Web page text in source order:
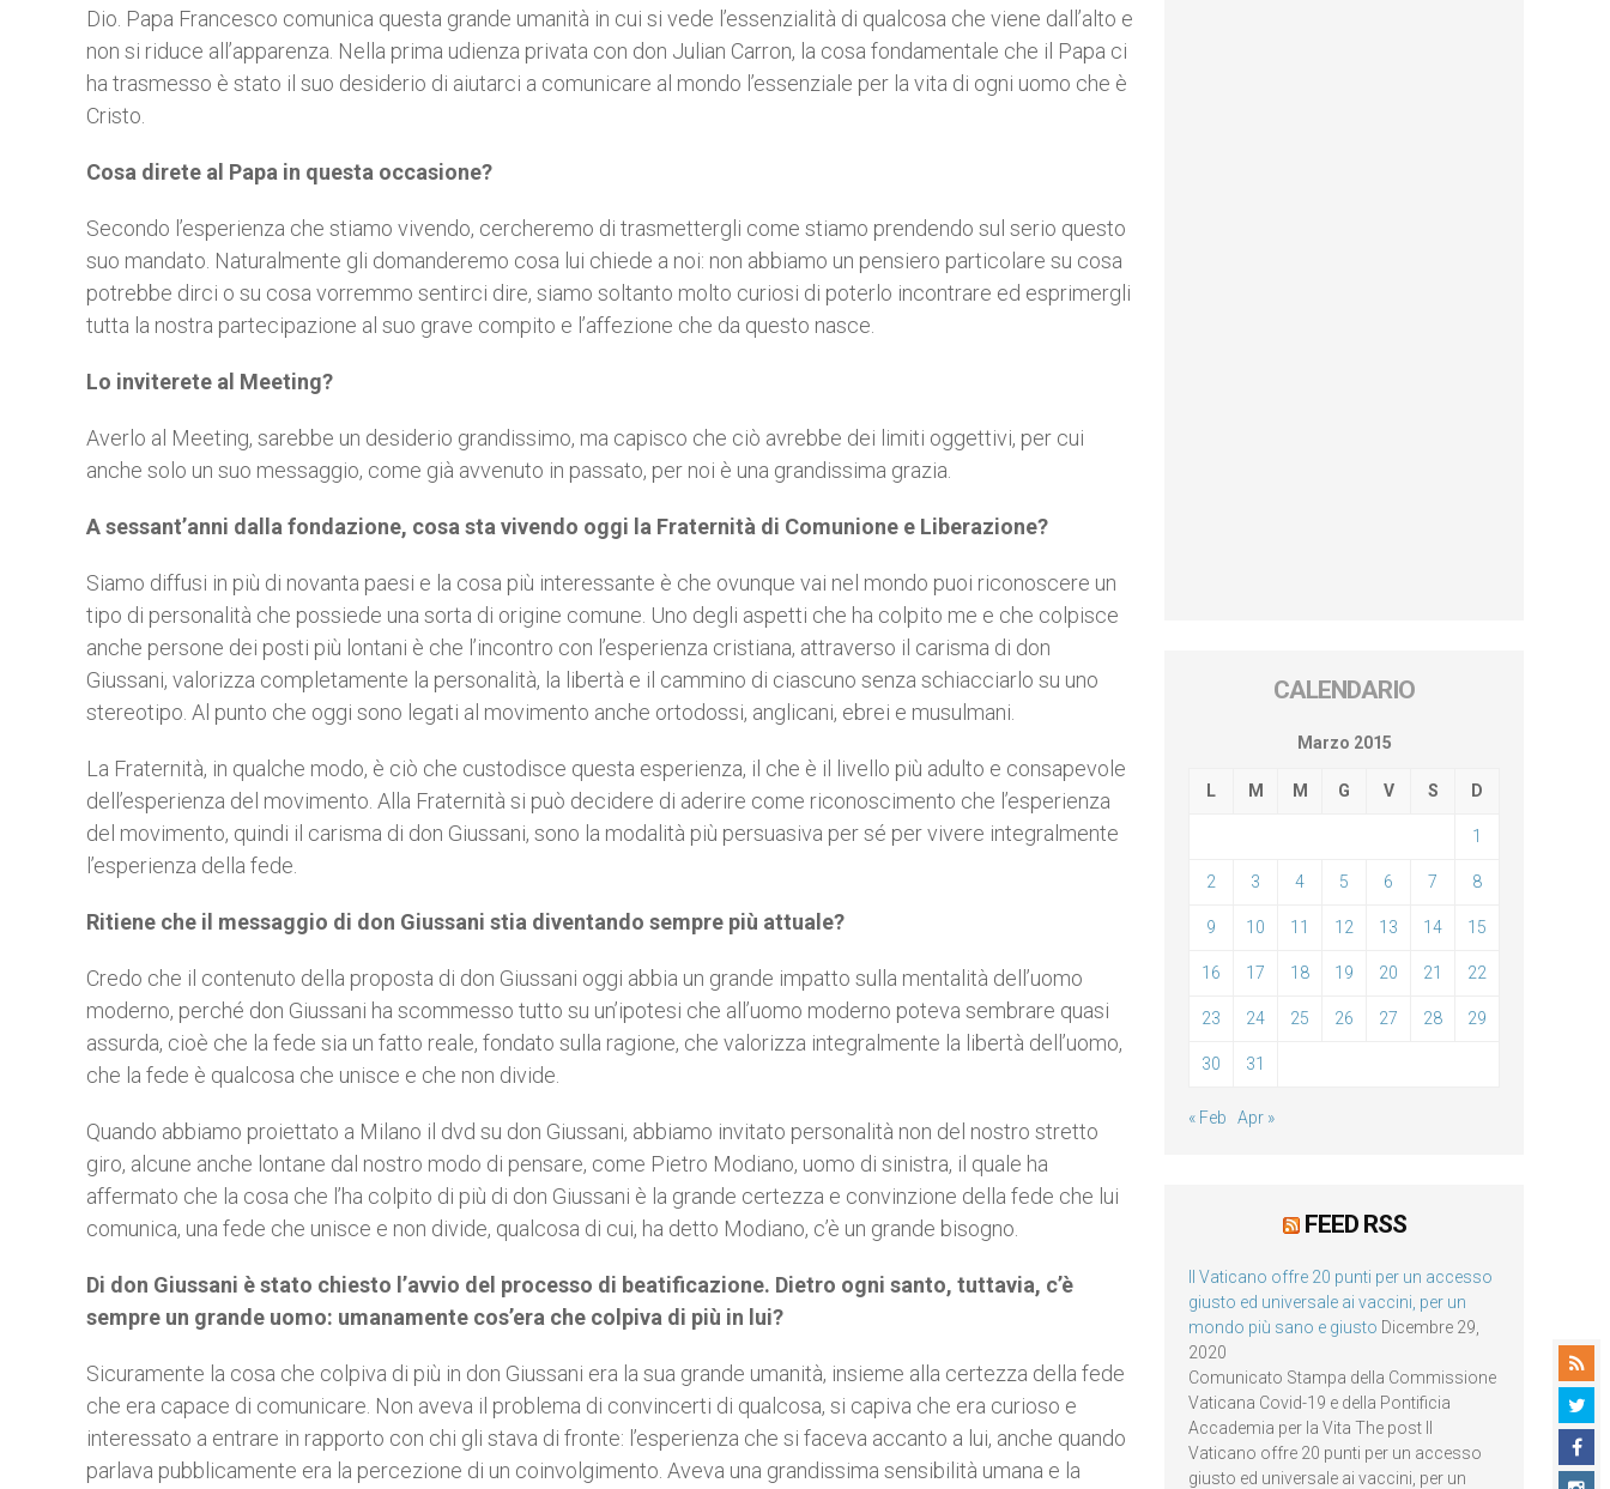
Dio. Papa Francesco comunica questa grande umanità in cui si vede l’essenzialità di qualcosa che viene dall’alto e
non si riduce all’apparenza. Nella prima udienza privata con don Julian Carron, la cosa fondamentale che il Papa ci
ha trasmesso è stato il suo desiderio di aiutarci a comunicare al mondo l’essenziale per la vita di ogni uomo che è
Cristo.
Cosa direte al Papa in questa occasione?
Secondo l’esperienza che stiamo vivendo, cercheremo di trasmettergli come stiamo prendendo sul serio questo
suo mandato. Naturalmente gli domanderemo cosa lui chiede a noi: non abbiamo un pensiero particolare su cosa
potrebbe dirci o su cosa vorremmo sentirci dire, siamo soltanto molto curiosi di poterlo incontrare ed esprimergli
tutta la nostra partecipazione al suo grave compito e l’affezione che da questo nasce.
Lo inviterete al Meeting?
Averlo al Meeting, sarebbe un desiderio grandissimo, ma capisco che ciò avrebbe dei limiti oggettivi, per cui
anche solo un suo messaggio, come già avvenuto in passato, per noi è una grandissima grazia.
A sessant’anni dalla fondazione, cosa sta vivendo oggi la Fraternità di Comunione e Liberazione?
Siamo diffusi in più di novanta paesi e la cosa più interessante è che ovunque vai nel mondo puoi riconoscere un
tipo di personalità che possiede una sorta di origine comune. Uno degli aspetti che ha colpito me e che colpisce
anche persone dei posti più lontani è che l’incontro con l’esperienza cristiana, attraverso il carisma di don
Giussani, valorizza completamente la personalità, la libertà e il cammino di ciascuno senza schiacciarlo su uno
stereotipo. Al punto che oggi sono legati al movimento anche ortodossi, anglicani, ebrei e musulmani.
La Fraternità, in qualche modo, è ciò che custodisce questa esperienza, il che è il livello più adulto e consapevole
dell’esperienza del movimento. Alla Fraternità si può decidere di aderire come riconoscimento che l’esperienza
del movimento, quindi il carisma di don Giussani, sono la modalità più persuasiva per sé per vivere integralmente
l’esperienza della fede.
Ritiene che il messaggio di don Giussani stia diventando sempre più attuale?
Credo che il contenuto della proposta di don Giussani oggi abbia un grande impatto sulla mentalità dell’uomo
moderno, perché don Giussani ha scommesso tutto su un’ipotesi che all’uomo moderno poteva sembrare quasi
assurda, cioè che la fede sia un fatto reale, fondato sulla ragione, che valorizza integralmente la libertà dell’uomo,
che la fede è qualcosa che unisce e che non divide.
Quando abbiamo proiettato a Milano il dvd su don Giussani, abbiamo invitato personalità non del nostro stretto
giro, alcune anche lontane dal nostro modo di pensare, come Pietro Modiano, uomo di sinistra, il quale ha
affermato che la cosa che l’ha colpito di più di don Giussani è la grande certezza e convinzione della fede che lui
comunica, una fede che unisce e non divide, qualcosa di cui, ha detto Modiano, c’è un grande bisogno.
Di don Giussani è stato chiesto l’avvio del processo di beatificazione. Dietro ogni santo, tuttavia, c’è
sempre un grande uomo: umanamente cos’era che colpiva di più in lui?
Sicuramente la cosa che colpiva di più in don Giussani era la sua grande umanità, insieme alla certezza della fede
che era capace di comunicare. Non aveva il problema di convincerti di qualcosa, si capiva che era curioso e
interessato a entrare in rapporto con chi gli stava di fronte: l’esperienza che si faceva accanto a lui, anche quando
parlava pubblicamente era la percezione di un coinvolgimento. Aveva una grandissima sensibilità umana e la
CALENDARIO
Marzo 2015
L M M G V S D
1
2 3 4 5 6 7 8
9 10 11 12 13 14 15
16 17 18 19 20 21 22
23 24 25 26 27 28 29
30 31
« Feb Apr »
FEED RSS
Il Vaticano offre 20 punti per un accesso
giusto ed universale ai vaccini, per un
mondo più sano e giusto Dicembre 29,
2020
Comunicato Stampa della Commissione
Vaticana Covid-19 e della Pontificia
Accademia per la Vita The post Il
Vaticano offre 20 punti per un accesso
giusto ed universale ai vaccini, per un